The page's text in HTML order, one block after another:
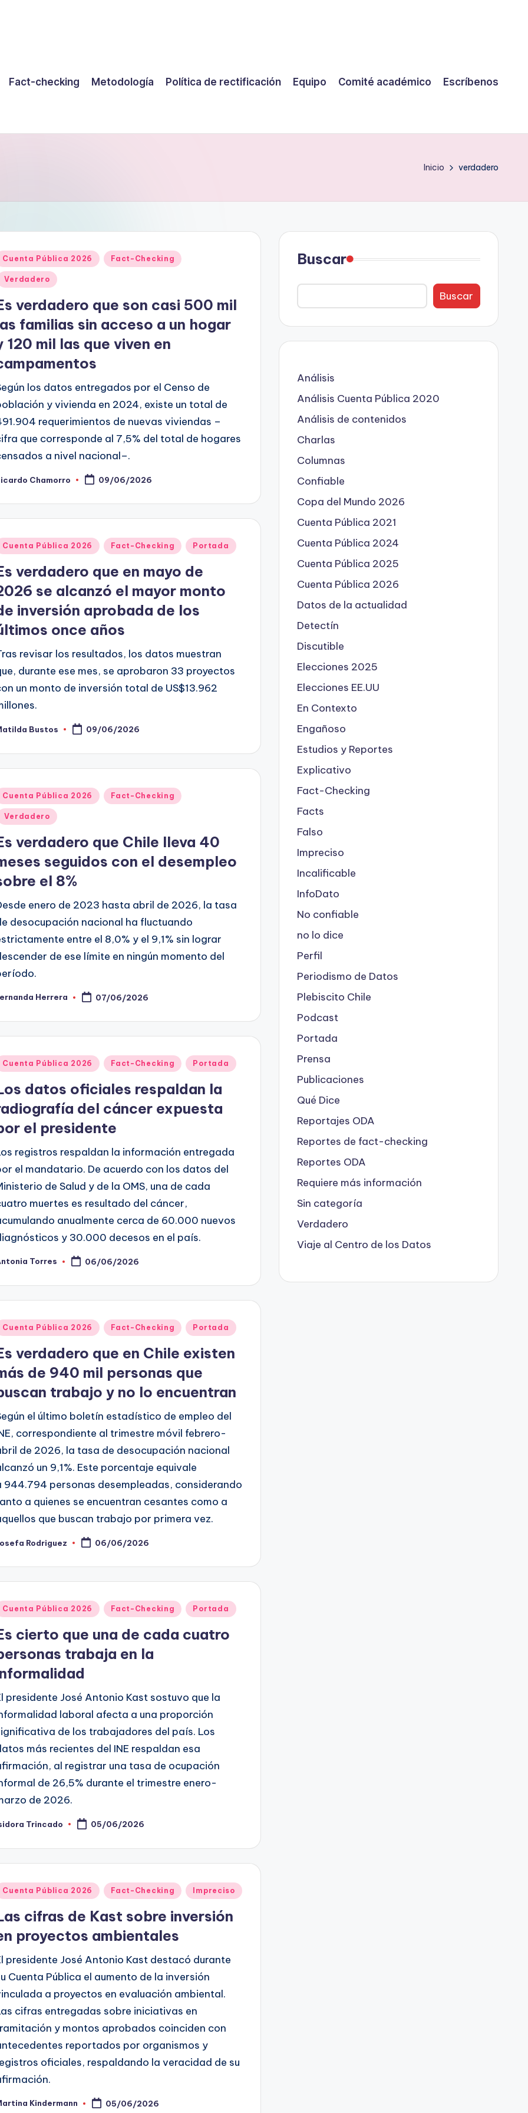
Fact-checking Metodología Política de rectificación Equipo Comité académico Escríbenos
Inicio verdadero
Cuenta Pública 2026 Fact-Checking
Verdadero
verdadero que son casi 500 mil
familias sin acceso a un hogar
120 mil las que viven en
los datos entregados por el Censo de
y vivienda en 2024, existe un total de
requerimientos de nuevas viviendas –
que corresponde al 7,5% del total de hogares
a nivel nacional–.
Chamorro 09/06/2026
Cuenta Pública 2026 Fact-Checking Portada
verdadero que en mayo de
se alcanzó el mayor monto
inversión aprobada de los
once años
revisar los resultados, los datos muestran
durante ese mes, se aprobaron 33 proyectos
un monto de inversión total de US$13.962
Bustos 09/06/2026
Cuenta Pública 2026 Fact-Checking
Verdadero
verdadero que Chile lleva 40
seguidos con el desempleo
el 8%
enero de 2023 hasta abril de 2026, la tasa
desocupación nacional ha fluctuando
entre el 8,0% y el 9,1% sin lograr
de ese límite en ningún momento del
Herrera 07/06/2026
Cuenta Pública 2026 Fact-Checking Portada
datos oficiales respaldan la
del cáncer expuesta
el presidente
registros respaldan la información entregada
el mandatario. De acuerdo con los datos del
de Salud y de la OMS, una de cada
muertes es resultado del cáncer,
anualmente cerca de 60.000 nuevos
y 30.000 decesos en el país.
Torres 06/06/2026
Cuenta Pública 2026 Fact-Checking Portada
verdadero que en Chile existen
de 940 mil personas que
trabajo y no lo encuentran
el último boletín estadístico de empleo del
correspondiente al trimestre móvil febrero-
de 2026, la tasa de desocupación nacional
un 9,1%. Este porcentaje equivale
944.794 personas desempleadas, considerando
a quienes se encuentran cesantes como a
que buscan trabajo por primera vez.
Rodriguez 06/06/2026
Cuenta Pública 2026 Fact-Checking Portada
cierto que una de cada cuatro
trabaja en la
presidente José Antonio Kast sostuvo que la
laboral afecta a una proporción
de los trabajadores del país. Los
más recientes del INE respaldan esa
al registrar una tasa de ocupación
de 26,5% durante el trimestre enero-
de 2026.
Trincado 05/06/2026
Cuenta Pública 2026 Fact-Checking Impreciso
cifras de Kast sobre inversión
proyectos ambientales
presidente José Antonio Kast destacó durante
Cuenta Pública el aumento de la inversión
a proyectos en evaluación ambiental.
cifras entregadas sobre iniciativas en
y montos aprobados coinciden con
reportados por organismos y
oficiales, respaldando la veracidad de su
Kindermann 05/06/2026
Buscar
Buscar
Análisis
Análisis Cuenta Pública 2020
Análisis de contenidos
Charlas
Columnas
Confiable
Copa del Mundo 2026
Cuenta Pública 2021
Cuenta Pública 2024
Cuenta Pública 2025
Cuenta Pública 2026
Datos de la actualidad
Detectín
Discutible
Elecciones 2025
Elecciones EE.UU
En Contexto
Engañoso
Estudios y Reportes
Explicativo
Fact-Checking
Facts
Falso
Impreciso
Incalificable
InfoDato
No confiable
no lo dice
Perfil
Periodismo de Datos
Plebiscito Chile
Podcast
Portada
Prensa
Publicaciones
Qué Dice
Reportajes ODA
Reportes de fact-checking
Reportes ODA
Requiere más información
Sin categoría
Verdadero
Viaje al Centro de los Datos